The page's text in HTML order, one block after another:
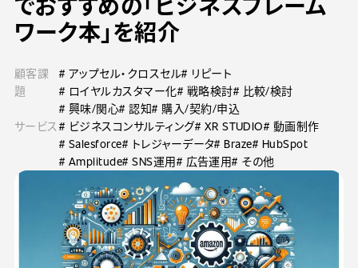
ワーク本」を紹介
顧客課
題
# アップセル・クロスセル# リピート
# ロイヤルカスタマー化# 戦略検討# 比較/検討
# 興味/関心# 認知# 購入/契約/申込
サービス # ビジネスコンサルティング# XR STUDIO# 動画制作
# Salesforce# トレジャーデータ# Braze# HubSpot
# Amplitude# SNS運用# 広告運用# その他